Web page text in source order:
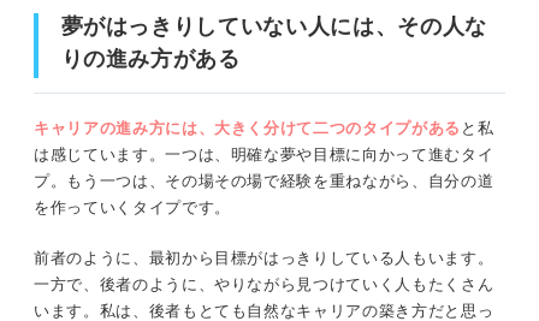
夢がはっきりしていない人には、その人な
りの進み方がある
キャリアの進み方には、大きく分けて二つのタイプがある と私
は感じています。一つは、明確な夢や目標に向かって進むタイ
プ。もう一つは、その場その場で経験を重ねながら、自分の道
を作っていくタイプです。
前者のように、最初から目標がはっきりしている人もいます。
一方で、後者のように、やりながら見つけていく人もたくさん
います。私は、後者もとても自然なキャリアの築き方だと思っ